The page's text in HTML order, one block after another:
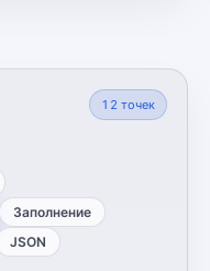
12 точек
Заполнение
JSON